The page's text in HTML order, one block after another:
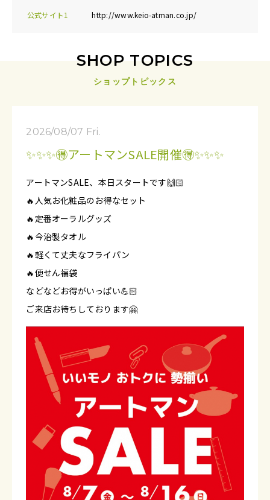
公式サイト1 http://www.keio-atman.co.jp/
SHOP TOPICS
ショップトピックス
2026/08/07 Fri.
✨✨✨🉐アートマンSALE開催🉐✨✨✨
アートマンSALE、本日スタートです🙌🏻
🔥人気お化粧品のお得なセット
🔥定番オーラルグッズ
🔥今治製タオル
🔥軽くて丈夫なフライパン
🔥便せん福袋
などなどお得がいっぱい💪🏻
ご来店お待ちしております🤗